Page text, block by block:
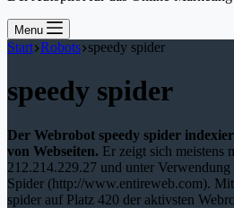
Menu
Start Robots speedy spider
speedy spider
Der Webrobot speedy spider
von Webseiten. Er zeigt sich meistens
212.214.229.27 und unter
Spider (http://www.entireweb.com).
spider auf Platz 420 der aktivsten